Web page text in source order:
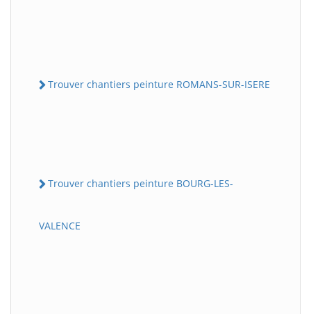
Trouver chantiers peinture ROMANS-SUR-ISERE
Trouver chantiers peinture BOURG-LES-
VALENCE